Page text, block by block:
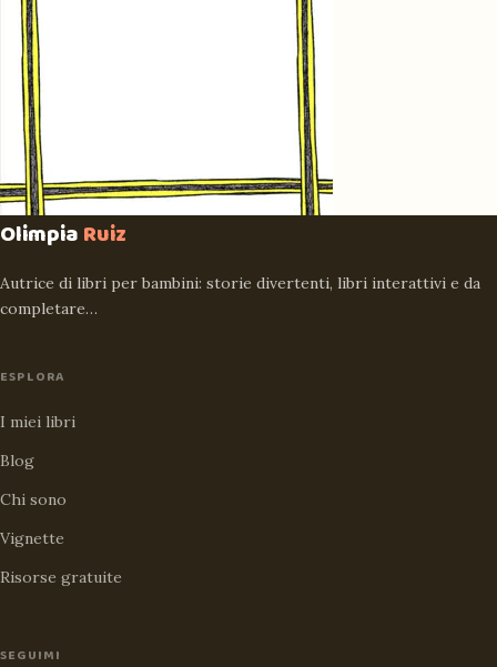
OlimpiaRuiz
Autrice di libri per bambini: storie divertenti, libri interattivi e da
completare…
ESPLORA
I miei libri
Blog
Chi sono
Vignette
Risorse gratuite
SEGUIMI